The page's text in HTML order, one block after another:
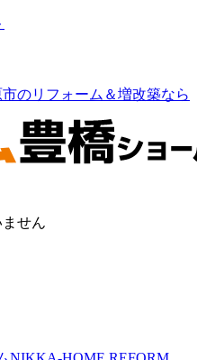
のリフォーム＆増改築なら
せん